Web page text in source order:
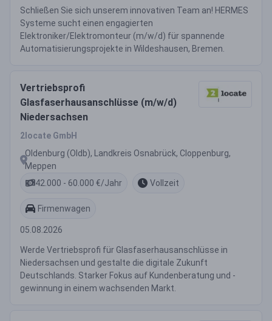
Schließen Sie sich unserem innovativen Team an! HERMES
Systeme sucht einen engagierten
Elektroniker/Elektromonteur (m/w/d) für spannende
Automatisierungsprojekte in Wildeshausen, Bremen.
Vertriebsprofi
Glasfaserhausanschlüsse (m/w/d)
Niedersachsen
2locate GmbH
Oldenburg (Oldb), Landkreis Osnabrück, Cloppenburg,
Meppen
42.000 - 60.000 €/Jahr
Vollzeit
Firmenwagen
05.08.2026
Werde Vertriebsprofi für Glasfaserhausanschlüsse in
Niedersachsen und gestalte die digitale Zukunft
Deutschlands. Starker Fokus auf Kundenberatung und -
gewinnung in einem wachsenden Markt.